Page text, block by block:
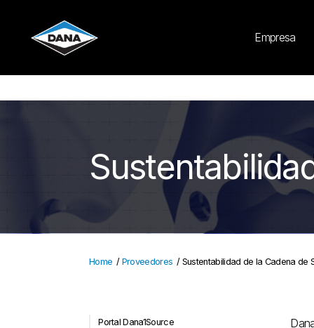
Empresa
Home / Proveedores / Sustentabilidad de la Cadena de
Portal Dana1Source